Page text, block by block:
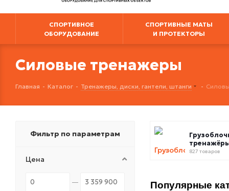
СПОРТИВНОЕ
ОБОРУДОВАНИЕ
СПОРТИВНЫЕ МАТЫ
И ПРОТЕКТОРЫ
Силовые тренажеры
Главная - Каталог - Тренажеры, диски, гантели, штанги -
827 товаров
Популярные
Фильтр по параметрам
Цена